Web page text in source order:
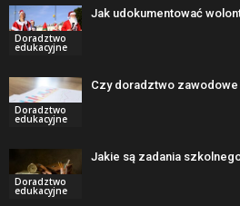
Doradztwo
edukacyjne
Jak udokumentować
Doradztwo
edukacyjne
Czy doradztwo
Doradztwo
edukacyjne
Jakie są zadania